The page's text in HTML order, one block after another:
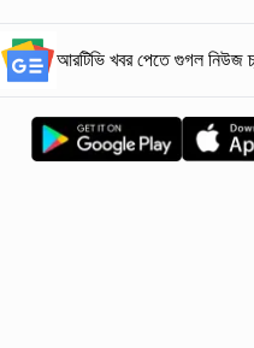
আরটিভি খবর পেতে গুগল নিউজ